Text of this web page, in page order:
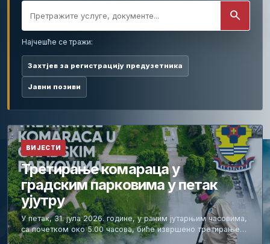
search
Најчешће се тражи:
Захтјев за регистрацију предузетника
Јавни позиви
ВИЈЕСТИ
Третирање комараца у
градским парковима у петак
ујутру
У петак, 31. јула 2026. године, у раним јутарњим часовима,
са почетком око 5.00 часова, биће извршено третирање…